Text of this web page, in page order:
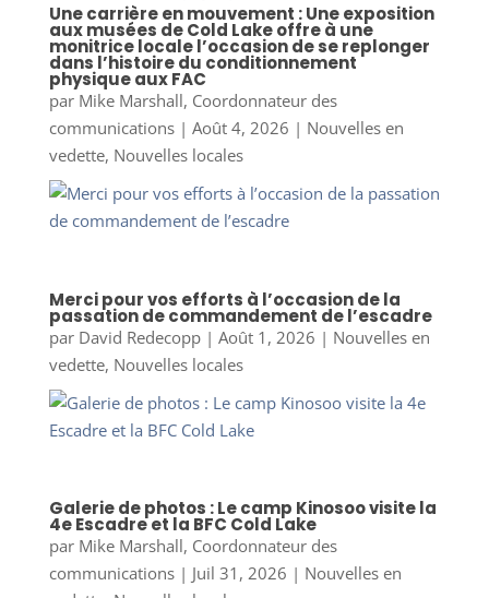
Une carrière en mouvement : Une exposition
aux musées de Cold Lake offre à une
monitrice locale l’occasion de se replonger
dans l’histoire du conditionnement
physique aux FAC
par Mike Marshall, Coordonnateur des
communications| Août 4, 2026 | Nouvelles en
vedette, Nouvelles locales
Merci pour vos efforts à l’occasion de la
passation de commandement de l’escadre
par David Redecopp| Août 1, 2026 | Nouvelles en
vedette, Nouvelles locales
Galerie de photos : Le camp Kinosoo visite la
4e Escadre et la BFC Cold Lake
par Mike Marshall, Coordonnateur des
communications| Juil 31, 2026 | Nouvelles en